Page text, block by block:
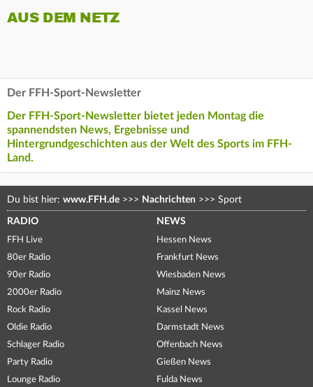
AUS DEM NETZ
Der FFH-Sport-Newsletter
Der FFH-Sport-Newsletter bietet jeden Montag die
spannendsten News, Ergebnisse und
Hintergrundgeschichten aus der Welt des Sports im FFH-
Land.
Du bist hier: www.FFH.de >>> Nachrichten >>> Sport
RADIO
FFH Live
80er Radio
90er Radio
2000er Radio
Rock Radio
Oldie Radio
Schlager Radio
Party Radio
Lounge Radio
NEWS
Hessen News
Frankfurt News
Wiesbaden News
Mainz News
Kassel News
Darmstadt News
Offenbach News
Gießen News
Fulda News